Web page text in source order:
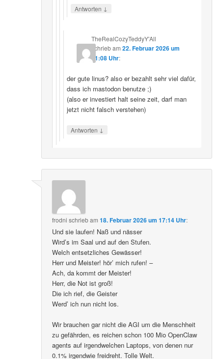
Antworten ↓
TheRealCozyTeddyY'All
schriebam22. Februar 2026 um
21:08 Uhr:
der gute linus? also er bezahlt sehr viel dafür,
dass ich mastodon benutze ;)
(also er investiert halt seine zeit, darf man
jetzt nicht falsch verstehen)
Antworten ↓
frodni schriebam18. Februar 2026 um 17:14 Uhr:
Und sie laufen! Naß und nässer
Wird’s im Saal und auf den Stufen.
Welch entsetzliches Gewässer!
Herr und Meister! hör’ mich rufen! –
Ach, da kommt der Meister!
Herr, die Not ist groß!
Die ich rief, die Geister
Werd’ ich nun nicht los.
Wir brauchen gar nicht die AGI um die Menschheit
zu gefährden, es reichen schon 100 Mio OpenClaw
agents auf irgendwelchen Laptops, von denen nur
0.1% irgendwie freidreht. Tolle Welt.